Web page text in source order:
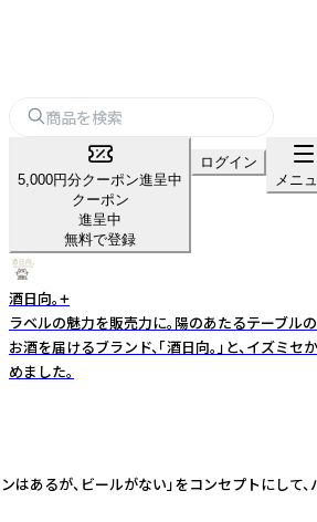
5,000円分クーポン進呈中
クーポン
進呈中
無料で登録
ログイン
メニ
酒日向。+
ラベルの魅力を販売力に。陽のあたるテーブル
お酒を届けるブランド、「酒日向。」と、イズミ
めました。
あるが、ビールがない」をコンセプ